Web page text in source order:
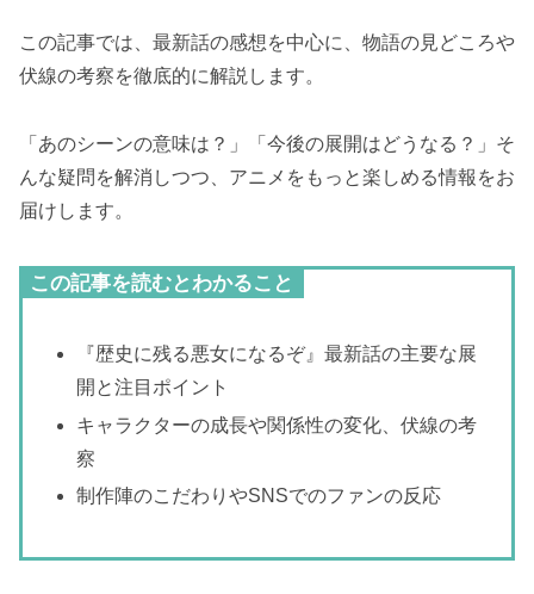
この記事では、最新話の感想を中心に、物語の見どころや
伏線の考察を徹底的に解説します。
「あのシーンの意味は？」「今後の展開はどうなる？」そ
んな疑問を解消しつつ、アニメをもっと楽しめる情報をお
届けします。
この記事を読むとわかること
『歴史に残る悪女になるぞ』最新話の主要な展
開と注目ポイント
キャラクターの成長や関係性の変化、伏線の考
察
制作陣のこだわりやSNSでのファンの反応